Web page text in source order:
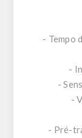
- Tempo
-
-
-
- Pré-